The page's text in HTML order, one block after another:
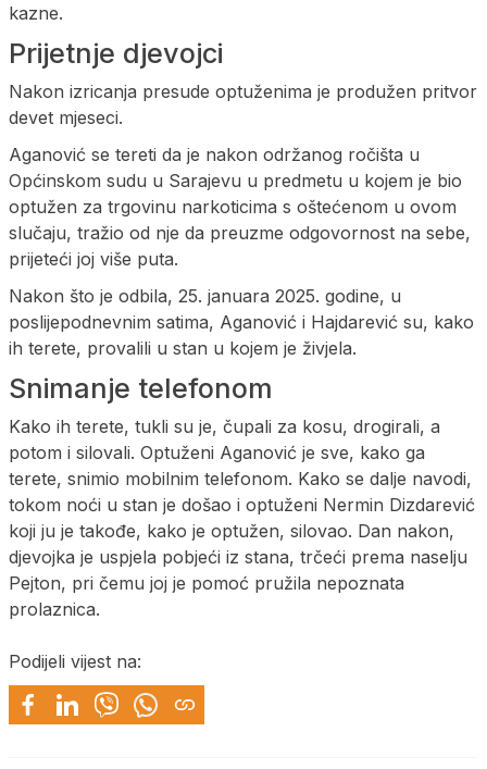
kazne.
Prijetnje djevojci
Nakon izricanja presude optuženima je produžen pritvor
devet mjeseci.
Aganović se tereti da je nakon održanog ročišta u
Općinskom sudu u Sarajevu u predmetu u kojem je bio
optužen za trgovinu narkoticima s oštećenom u ovom
slučaju, tražio od nje da preuzme odgovornost na sebe,
prijeteći joj više puta.
Nakon što je odbila, 25. januara 2025. godine, u
poslijepodnevnim satima, Aganović i Hajdarević su, kako
ih terete, provalili u stan u kojem je živjela.
Snimanje telefonom
Kako ih terete, tukli su je, čupali za kosu, drogirali, a
potom i silovali. Optuženi Aganović je sve, kako ga
terete, snimio mobilnim telefonom. Kako se dalje navodi,
tokom noći u stan je došao i optuženi Nermin Dizdarević
koji ju je takođe, kako je optužen, silovao. Dan nakon,
djevojka je uspjela pobjeći iz stana, trčeći prema naselju
Pejton, pri čemu joj je pomoć pružila nepoznata
prolaznica.
Podijeli vijest na: